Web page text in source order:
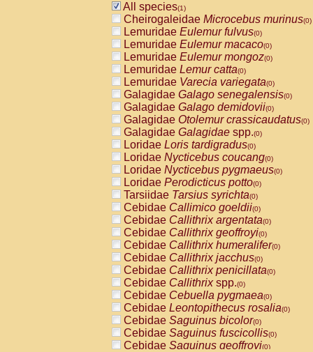
All species(1)
Cheirogaleidae Microcebus murinus(0)
Lemuridae Eulemur fulvus(0)
Lemuridae Eulemur macaco(0)
Lemuridae Eulemur mongoz(0)
Lemuridae Lemur catta(0)
Lemuridae Varecia variegata(0)
Galagidae Galago senegalensis(0)
Galagidae Galago demidovii(0)
Galagidae Otolemur crassicaudatus(0)
Galagidae Galagidae spp.(0)
Loridae Loris tardigradus(0)
Loridae Nycticebus coucang(0)
Loridae Nycticebus pygmaeus(0)
Loridae Perodicticus potto(0)
Tarsiidae Tarsius syrichta(0)
Cebidae Callimico goeldii(0)
Cebidae Callithrix argentata(0)
Cebidae Callithrix geoffroyi(0)
Cebidae Callithrix humeralifer(0)
Cebidae Callithrix jacchus(0)
Cebidae Callithrix penicillata(0)
Cebidae Callithrixspp.(0)
Cebidae Cebuella pygmaea(0)
Cebidae Leontopithecus rosalia(0)
Cebidae Saguinus bicolor(0)
Cebidae Saguinus fuscicollis(0)
Cebidae Saguinus geoffroyi(0)